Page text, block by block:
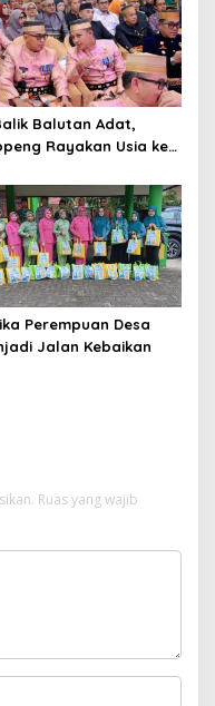
Balutan Adat,
Rayakan Usia ke-
Perempuan Desa
Jalan Kebaikan
Ruas yang wajib